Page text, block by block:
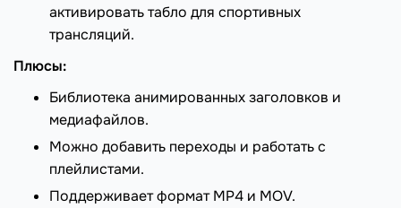
активировать табло для спортивных
трансляций.
Плюсы:
Библиотека анимированных заголовков и
медиафайлов.
Можно добавить переходы и работать с
плейлистами.
Поддерживает формат MP4 и MOV.